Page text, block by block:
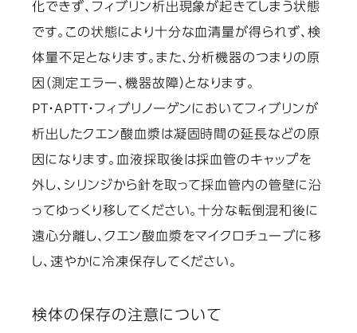
化できず、フィブリン析出現象が起きてしまう状態
です。この状態により十分な血清量が得られず、検
体量不足となります。また、分析機器のつまりの原
因（測定エラー、機器故障）となります。
PT・APTT・フィブリノーゲンにおいてフィブリンが
析出したクエン酸血漿は凝固時間の延長などの原
因になります。血液採取後は採血管のキャップを
外し、シリンジから針を取って採血管内の管壁に沿
ってゆっくり移してください。十分な転倒混和後に
遠心分離し、クエン酸血漿をマイクロチューブに移
し、速やかに冷凍保存してください。
検体の保存の注意について